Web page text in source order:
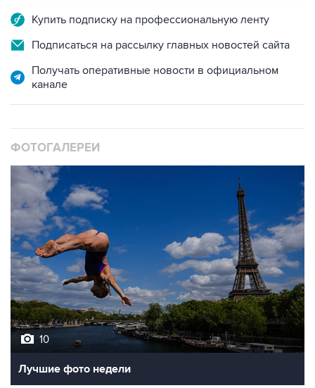
Купить подписку на профессиональную ленту
Подписаться на рассылку главных новостей сайта
Получать оперативные новости в официальном
канале
ФОТОГАЛЕРЕИ
10
Лучшие фото недели